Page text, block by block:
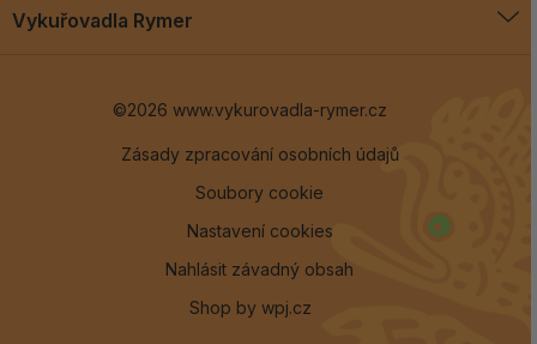
Blog
Vykuřovadla Rymer
©2026 www.vykurovadla-rymer.cz
Zásady zpracování osobních údajů
Soubory cookie
Nastavení cookies
Nahlásit závadný obsah
Shop by wpj.cz